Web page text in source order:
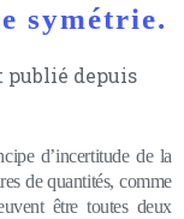
symétrie.
publié depuis
d’incertitudede la
de quantités, comme
être toutes deux